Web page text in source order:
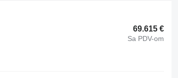
69.615 €
Sa PDV-om